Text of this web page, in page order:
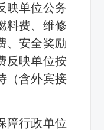
映单位公务
料费、维修
、安全奖励
反映单位按
（含外宾接
障行政单位